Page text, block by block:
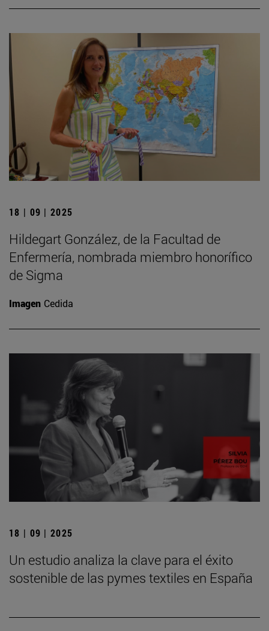
18 | 09 | 2025
Hildegart González, de la Facultad de
Enfermería, nombrada miembro honorífico
de Sigma
Imagen Cedida
18 | 09 | 2025
Un estudio analiza la clave para el éxito
sostenible de las pymes textiles en España